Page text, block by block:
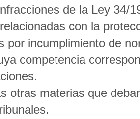
de la Ley 34/
con la
por incumplimiento de
competencia
otras materias que